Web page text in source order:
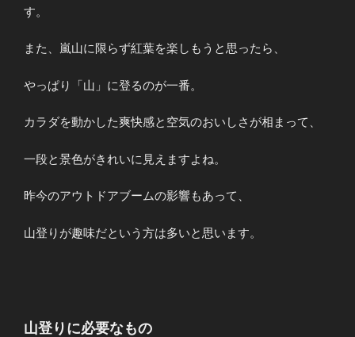
す。
また、嵐山に限らず紅葉を楽しもうと思ったら、
やっぱり「山」に登るのが一番。
カラダを動かした爽快感と空気のおいしさが相まって、
一段と景色がきれいに見えますよね。
昨今のアウトドアブームの影響もあって、
山登りが趣味だという方は多いと思います。
山登りに必要なもの